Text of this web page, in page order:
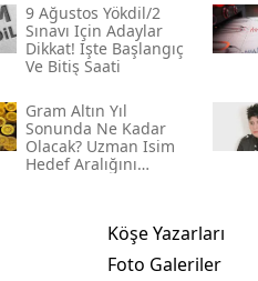
9 Ağustos Yökdi̇l/2
Sınavı Için Adaylar
Dikkat! İşte Başlangıç
Ve Bitiş Saati
Gram Altın Yıl
Sonunda Ne Kadar
Olacak? Uzman Isim
Hedef Aralığını
Köşe Yazarları
Foto Galeriler